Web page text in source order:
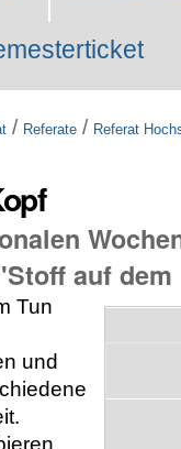
/ Referate / Referat
auf
Tun
und